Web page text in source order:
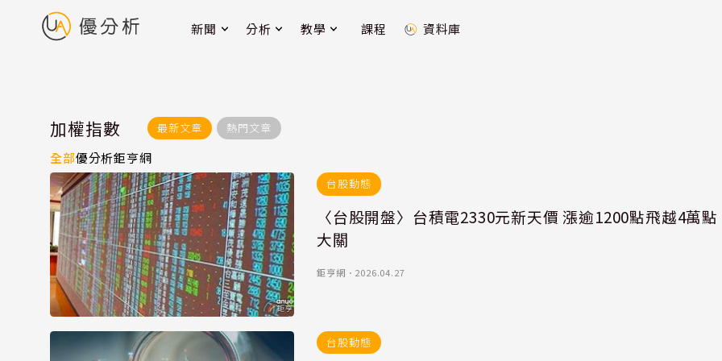
新聞 分析 教學 課程 資料庫
加權指數 最新文章 熱門文章
全部優分析鉅亨網
台股動態
〈台股開盤〉台積電2330元新天價 漲逾1200點飛越4萬點
大關
鉅亨網 ． 2026.04.27
台股動態